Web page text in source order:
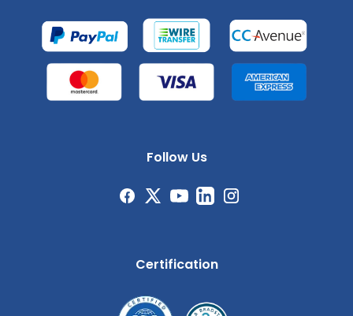
Follow Us
Certification